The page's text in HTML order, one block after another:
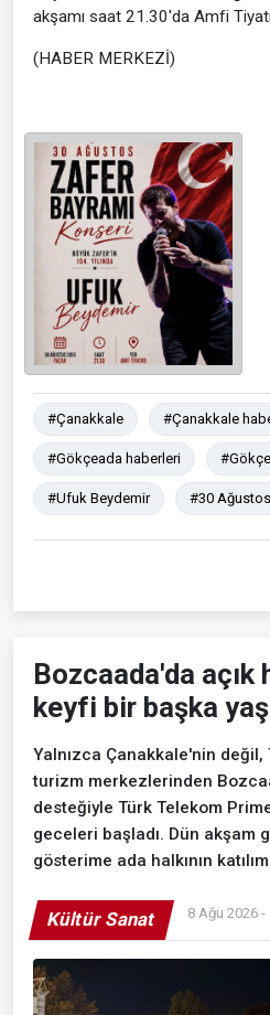
akşamı saat 21.30'da Amfi
(HABER MERKEZİ)
#Çanakkale #Çanakkale
#Gökçeada haberleri
#Ufuk Beydemir #30 Ağustos
Bozcaada'da açık
keyfi bir başka
Yalnızca Çanakkale'nin
turizm merkezlerinden
desteğiyle Türk Telekom
geceleri başladı. Dün akşam
gösterime ada halkının
Kültür Sanat 8 Ağu 2026 -